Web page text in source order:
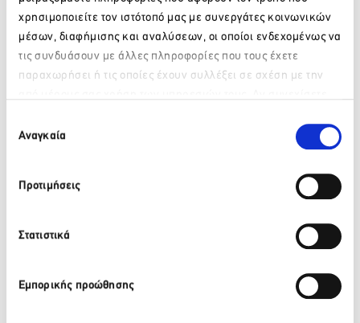
χρησιμοποιείτε τον ιστότοπό μας με συνεργάτες κοινωνικών
μέσων, διαφήμισης και αναλύσεων, οι οποίοι ενδεχομένως να
τις συνδυάσουν με άλλες πληροφορίες που τους έχετε
παραχωρήσει ή τις οποίες έχουν συλλέξει σε σχέση με την
των Cookies μας.
συγκατάθεσης
Αναγκαία
Προτιμήσεις
Στατιστικά
Εμπορικής προώθησης
*τελευταία επικαιροποίηση 18.04.2022, στις 11.00
Για να δείτε τις Covid-19 ρυθμίσεις για το 2021,πατήστε
Για να δείτε τις Covid-19 ρυθμίσεις για το 2020, πατήστε